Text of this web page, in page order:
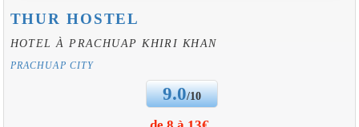
THUR HOSTEL
HOTEL À PRACHUAP KHIRI KHAN
PRACHUAP CITY
9.0/10